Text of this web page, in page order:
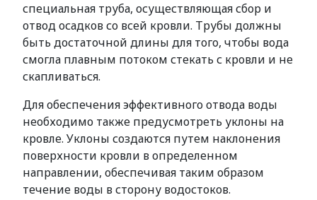
специальная труба, осуществляющая сбор и
отвод осадков со всей кровли. Трубы должны
быть достаточной длины для того, чтобы вода
смогла плавным потоком стекать с кровли и не
скапливаться.
Для обеспечения эффективного отвода воды
необходимо также предусмотреть уклоны на
кровле. Уклоны создаются путем наклонения
поверхности кровли в определенном
направлении, обеспечивая таким образом
течение воды в сторону водостоков.